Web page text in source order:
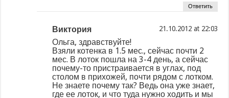
Ответить
Виктория at
Ольга, здравствуйте!
Взяли котенка в 1.5 мес., сейчас почти 2
мес. В лоток пошла на 3-4 день, а сейчас
почему-то пристраивается в углах, под
столом в прихожей, почти рядом с лотком.
Не знаете почему так? Ведь она уже знает,
где ее лоток, и что туда нужно ходить и мы